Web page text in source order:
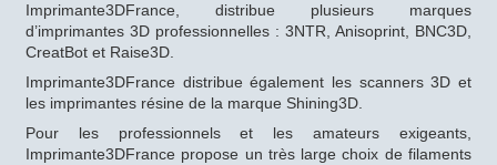
Imprimante3DFrance, distribue plusieurs marques
d’imprimantes 3D professionnelles : 3NTR, Anisoprint, BNC3D,
CreatBot et Raise3D.
Imprimante3DFrance distribue également les scanners 3D et
les imprimantes résine de la marque Shining3D.
Pour les professionnels et les amateurs exigeants,
Imprimante3DFrance propose un très large choix de filaments